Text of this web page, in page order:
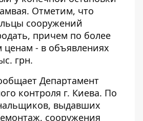
Отметим, что
сооружений
причем по более
- в объявлениях
грн.
Департамент
контроля г. Киева. По
выдавших
сооружения